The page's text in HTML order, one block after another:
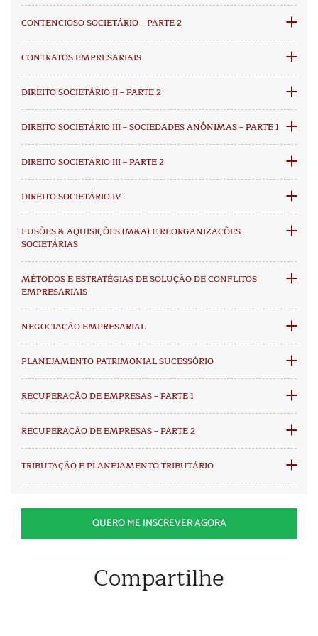
CONTENCIOSO SOCIETÁRIO – PARTE 2
CONTRATOS EMPRESARIAIS
DIREITO SOCIETÁRIO II – PARTE 2
DIREITO SOCIETÁRIO III – SOCIEDADES ANÔNIMAS – PARTE 1
DIREITO SOCIETÁRIO III – PARTE 2
DIREITO SOCIETÁRIO IV
FUSÕES & AQUISIÇÕES (M&A) E REORGANIZAÇÕES
SOCIETÁRIAS
MÉTODOS E ESTRATÉGIAS DE SOLUÇÃO DE CONFLITOS
EMPRESARIAIS
NEGOCIAÇÃO EMPRESARIAL
PLANEJAMENTO PATRIMONIAL SUCESSÓRIO
RECUPERAÇÃO DE EMPRESAS – PARTE 1
RECUPERAÇÃO DE EMPRESAS – PARTE 2
TRIBUTAÇÃO E PLANEJAMENTO TRIBUTÁRIO
QUERO ME INSCREVER AGORA
Compartilhe